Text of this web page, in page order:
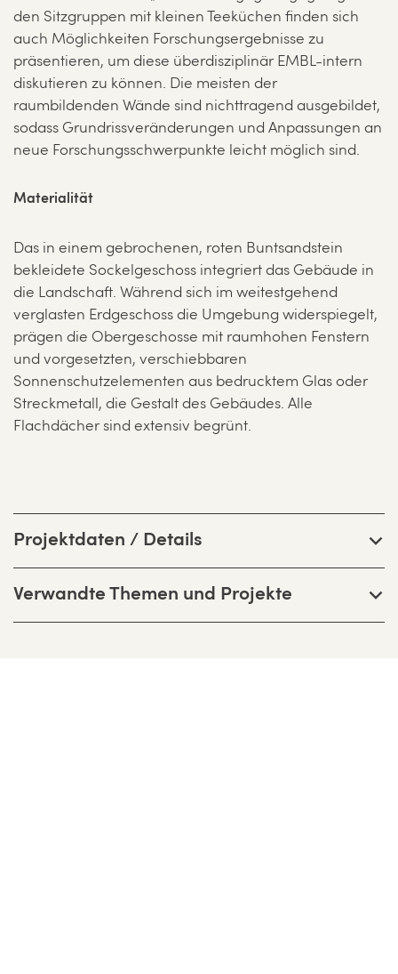
den Sitzgruppen mit kleinen Teeküchen finden sich
auch Möglichkeiten Forschungsergebnisse zu
präsentieren, um diese überdisziplinär EMBL-intern
diskutieren zu können. Die meisten der
raumbildenden Wände sind nichttragend ausgebildet,
sodass Grundrissveränderungen und Anpassungen an
neue Forschungsschwerpunkte leicht möglich sind.
Materialität
Das in einem gebrochenen, roten Buntsandstein
bekleidete Sockelgeschoss integriert das Gebäude in
die Landschaft. Während sich im weitestgehend
verglasten Erdgeschoss die Umgebung widerspiegelt,
prägen die Obergeschosse mit raumhohen Fenstern
und vorgesetzten, verschiebbaren
Sonnenschutzelementen aus bedrucktem Glas oder
Streckmetall, die Gestalt des Gebäudes. Alle
Flachdächer sind extensiv begrünt.
Projektdaten / Details
Verwandte Themen und Projekte